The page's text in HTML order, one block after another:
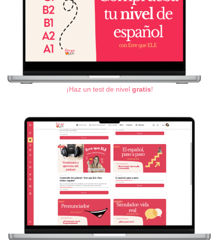
¡Haz un test de nivel gratis!